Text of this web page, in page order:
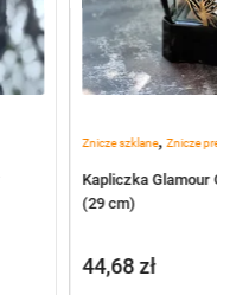
Znicze szklane,Znicze
Kapliczka Glamour
(29 cm)
44,68zł